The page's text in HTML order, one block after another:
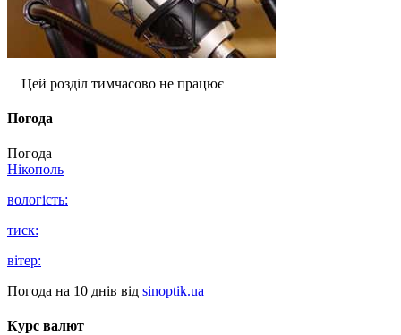
Цей розділ тимчасово не працює
Погода
Погода
Нікополь
вологість:
тиск:
вітер:
Погода на 10 днів від sinoptik.ua
Курс валют